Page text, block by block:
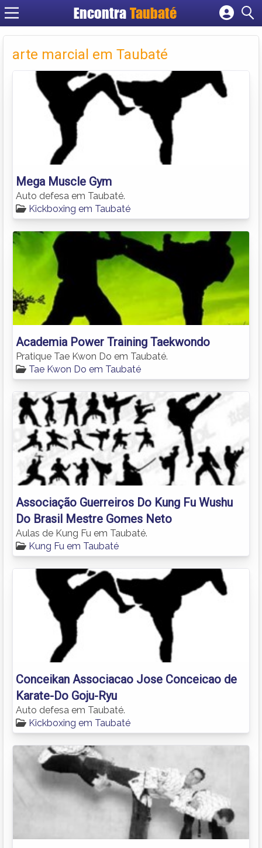
EncontraTaubaté
Cadastrar empresa
Criar conta
arte marcial em Taubaté
Mega Muscle Gym
Auto defesa em Taubaté.
Kickboxing em Taubaté
Academia Power Training Taekwondo
Pratique Tae Kwon Do em Taubaté.
Tae Kwon Do em Taubaté
Associação Guerreiros Do Kung Fu Wushu
Do Brasil Mestre Gomes Neto
Aulas de Kung Fu em Taubaté.
Kung Fu em Taubaté
Conceikan Associacao Jose Conceicao de
Karate-Do Goju-Ryu
Auto defesa em Taubaté.
Kickboxing em Taubaté